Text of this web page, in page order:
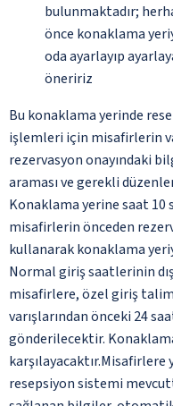
bulunmaktadır;
önce konaklama
oda ayarlayıp
öneririz
Bu konaklama yerinde
işlemleri için misafirlerin
rezervasyon onayındaki
araması ve gerekli
Konaklama yerine saat 10
misafirlerin önceden
kullanarak konaklama
Normal giriş saatlerinin
misafirlere, özel giriş
varışlarından önceki 24
gönderilecektir.
karşılayacaktır.Misafirlere
resepsiyon sistemi